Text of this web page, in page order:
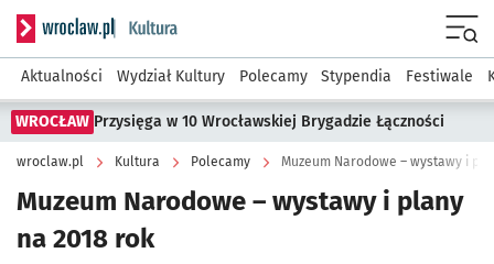
Serwis informacyjny wroclaw.pl podserwis: Kultura
Aktualności Wydział Kultury Polecamy Stypendia Festiwale
WROCŁAW Przysięga w 10 Wrocławskiej Brygadzie Łączności
wroclaw.pl Kultura Polecamy Muzeum Narodowe – wystawy i
Muzeum Narodowe – wystawy i plany
na 2018 rok